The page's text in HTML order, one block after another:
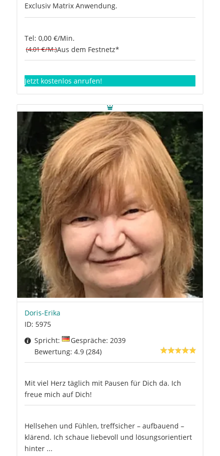
Exclusiv Matrix Anwendung.
Tel: 0,00 €/Min.
(4.01 €/M.)Aus dem Festnetz*
Jetzt kostenlos anrufen!
Doris-Erika
ID: 5975
Spricht:
Gespräche: 2039
Bewertung: 4.9 (284)
Mit viel Herz täglich mit Pausen für Dich da. Ich
freue mich auf Dich!
Hellsehen und Fühlen, treffsicher – aufbauend –
klärend. Ich schaue liebevoll und lösungsorientiert
hinter ...